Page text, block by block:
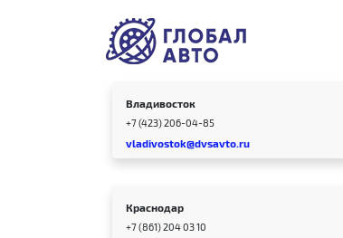
Владивосток
+7 (423) 206-04-85
vladivostok@dvsavto.ru
Краснодар
+7 (861) 204 03 10